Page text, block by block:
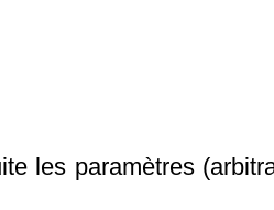
les paramètres